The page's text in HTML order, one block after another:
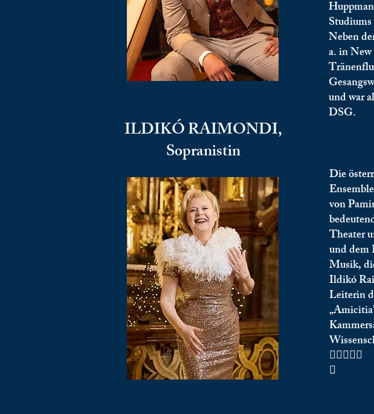
ILDIKÓ RAIMONDI​,
Sopranistin
Neben
a. in
und war
DSG.
Die
von
Theater
und dem
Musik,
Ildikó
Leiterin

